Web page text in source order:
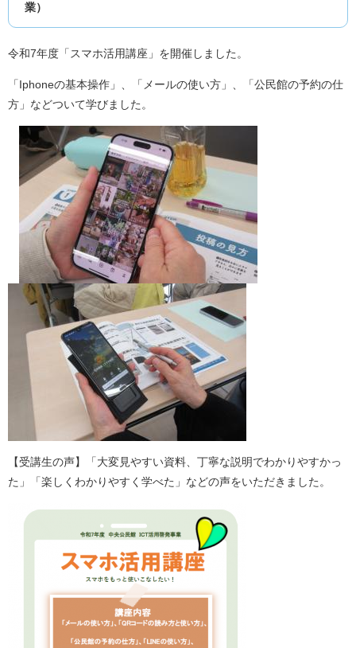
業）
令和7年度「スマホ活用講座」を開催しました。
「Iphoneの基本操作」、「メールの使い方」、「公民館の予約の仕
方」などついて学びました。
【受講生の声】「大変見やすい資料、丁寧な説明でわかりやすかっ
た」「楽しくわかりやすく学べた」などの声をいただきました。